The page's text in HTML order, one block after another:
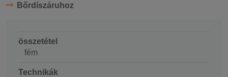
Bőrdíszáruhoz
összetétel
fém
Technikák